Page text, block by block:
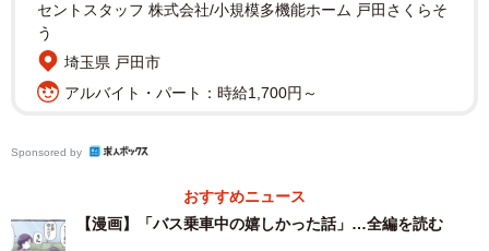
え？ るしこさんが声を掛けるより早く「からっぽにな
っちゃったの〜！」と、難しい顔で新聞を読んでいた初老
の男性に話しかけちゃった。
るしこさんは、大慌てで「すみません、突然」と謝りま
そんな可愛い報告されたら、奢りたくなっちゃう
セントスタッフ 株式会社/小規模多機能ホーム 戸田さくらそ
う
埼玉県 戸田市
アルバイト・パート：時給1,700円～
Sponsored by
おすすめニュース
【漫画】「バス乗車中の嬉しかった話」…全編を読む